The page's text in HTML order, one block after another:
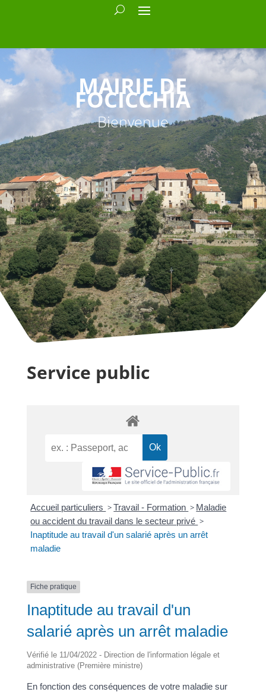
MAIRIE DE
FOCICCHIA
Bienvenue
Service public
Accueil particuliers >Travail - Formation > Maladie
ou accident du travail dans le secteur privé >
Inaptitude au travail d'un salarié après un arrêt
maladie
Fiche pratique
Inaptitude au travail d'un
salarié après un arrêt maladie
Vérifié le 11/04/2022 - Direction de l'information légale et
administrative (Première ministre)
En fonction des conséquences de votre maladie sur